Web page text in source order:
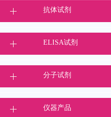
抗体试剂
ELISA试剂
分子试剂
仪器产品